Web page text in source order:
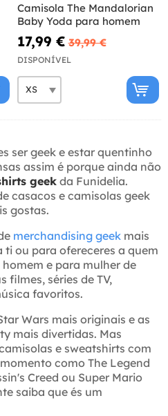
Camisola The Mandalorian
Baby Yoda para homem
17,99 € 39,99 €
DISPONÍVEL
ser geek e estar quentinho
assim é porque ainda não
geek da Funidelia.
casacos e camisolas geek
gostas.
merchandising geek mais
ou para ofereceres a quem
e para mulher de
filmes, séries de TV,
favoritos.
Wars mais originais e as
mais divertidas. Mas
e sweatshirts com
como The Legend
Creed ou Super Mario
saiba que és um